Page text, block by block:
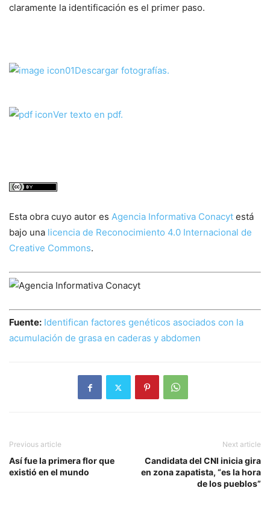
claramente la identificación es el primer paso.
Descargar fotografías.
Ver texto en pdf.
Esta obra cuyo autor es Agencia Informativa Conacyt está
bajo una licencia de Reconocimiento 4.0 Internacional de
Creative Commons.
Fuente: Identifican factores genéticos asociados con la
acumulación de grasa en caderas y abdomen
Previous article
Así fue la primera flor que
existió en el mundo
Next article
Candidata del CNI inicia gira
en zona zapatista, “es la hora
de los pueblos”